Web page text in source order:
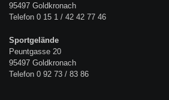
95497 Goldkronach
Telefon 0 15 1 / 42 42 77 46
Sportgelände
Peuntgasse 20
95497 Goldkronach
Telefon 0 92 73 / 83 86